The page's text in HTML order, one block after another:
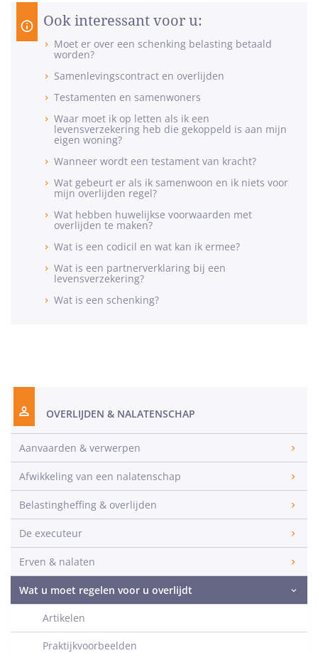
Ook interessant voor u:
Moet er over een schenking belasting betaald
worden?
Samenlevingscontract en overlijden
Testamenten en samenwoners
Waar moet ik op letten als ik een
levensverzekering heb die gekoppeld is aan mijn
eigen woning?
Wanneer wordt een testament van kracht?
Wat gebeurt er als ik samenwoon en ik niets voor
mijn overlijden regel?
Wat hebben huwelijkse voorwaarden met
overlijden te maken?
Wat is een codicil en wat kan ik ermee?
Wat is een partnerverklaring bij een
levensverzekering?
Wat is een schenking?
OVERLIJDEN & NALATENSCHAP
Aanvaarden & verwerpen
Afwikkeling van een nalatenschap
Belastingheffing & overlijden
De executeur
Erven & nalaten
Wat u moet regelen voor u overlijdt
Artikelen
Praktijkvoorbeelden